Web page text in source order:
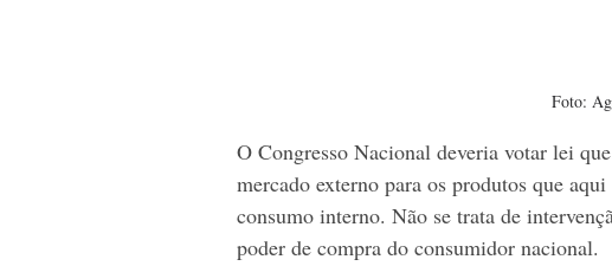
Foto:
O Congresso Nacional deveria votar lei
mercado externo para os produtos que
consumo interno. Não se trata de
poder de compra do consumidor nacional.